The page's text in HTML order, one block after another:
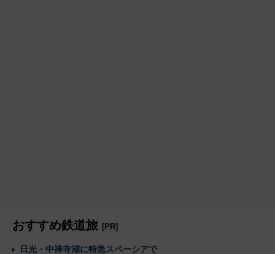
おすすめ鉄道旅 [PR]
日光・中禅寺湖に特急スペーシアで